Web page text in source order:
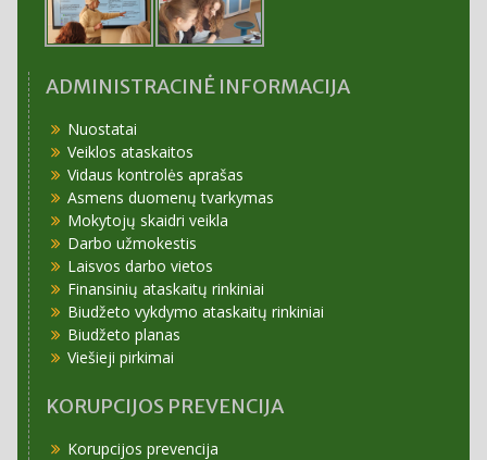
ADMINISTRACINĖ INFORMACIJA
Nuostatai
Veiklos ataskaitos
Vidaus kontrolės aprašas
Asmens duomenų tvarkymas
Mokytojų skaidri veikla
Darbo užmokestis
Laisvos darbo vietos
Finansinių ataskaitų rinkiniai
Biudžeto vykdymo ataskaitų rinkiniai
Biudžeto planas
Viešieji pirkimai
KORUPCIJOS PREVENCIJA
Korupcijos prevencija